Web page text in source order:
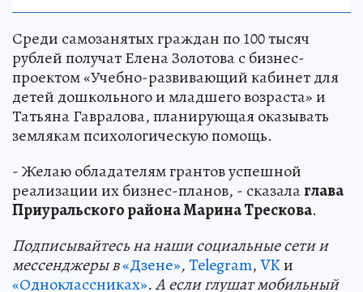
Среди самозанятых граждан по 100 тысяч
рублей получат Елена Золотова с бизнес-
проектом «Учебно-развивающий кабинет для
детей дошкольного и младшего возраста» и
Татьяна Гавралова, планирующая оказывать
землякам психологическую помощь.
- Желаю обладателям грантов успешной
реализации их бизнес-планов, - сказалаглава
Приуральского района Марина Трескова.
Подписывайтесь на наши социальные сети и
мессенджеры в«Дзене»,Telegram,VKи
«Одноклассниках». А если глушат мобильный